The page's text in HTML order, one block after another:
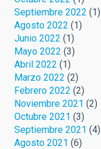
Septiembre 2022 (1)
Agosto 2022 (1)
Junio 2022 (1)
Mayo 2022 (3)
Abril 2022 (1)
Marzo 2022 (2)
Febrero 2022 (2)
Noviembre 2021 (2)
Octubre 2021 (3)
Septiembre 2021 (4)
Agosto 2021 (6)